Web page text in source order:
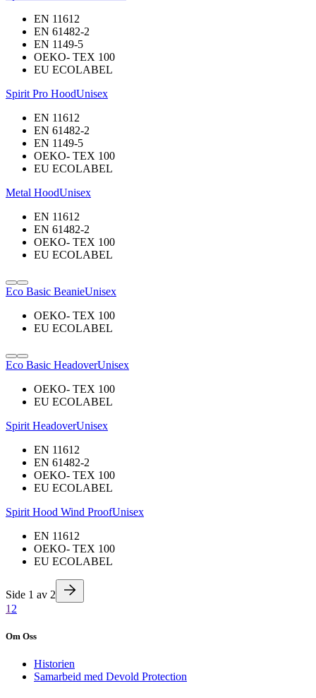
EN 11612
EN 61482-2
EN 1149-5
OEKO- TEX 100
EU ECOLABEL
Spirit Pro HoodUnisex
EN 11612
EN 61482-2
EN 1149-5
OEKO- TEX 100
EU ECOLABEL
Metal HoodUnisex
EN 11612
EN 61482-2
OEKO- TEX 100
EU ECOLABEL
Eco Basic BeanieUnisex
OEKO- TEX 100
EU ECOLABEL
Eco Basic HeadoverUnisex
OEKO- TEX 100
EU ECOLABEL
Spirit HeadoverUnisex
EN 11612
EN 61482-2
OEKO- TEX 100
EU ECOLABEL
Spirit Hood Wind ProofUnisex
EN 11612
OEKO- TEX 100
EU ECOLABEL
Side 1 av 2
1 2
Om Oss
Historien
Samarbeid med Devold Protection